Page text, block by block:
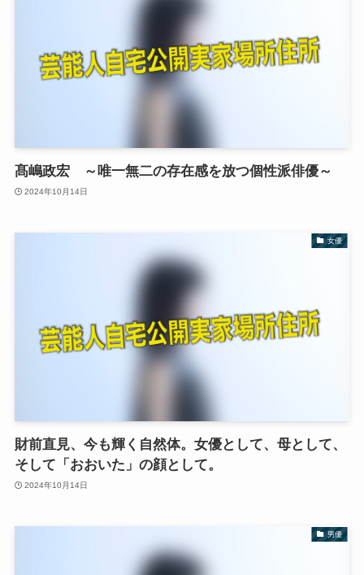
髙嶋政宏 ～唯一無二の存在感を放つ個性派俳優～
2024年10月14日
女優
財前直見、今も輝く自然体。女優として、母として、
そして「おおいた」の顔として。
2024年10月14日
男優